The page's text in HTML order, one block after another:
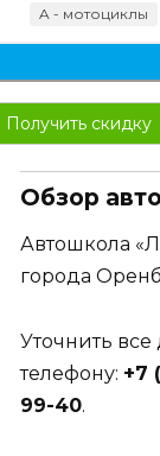
A - мотоциклы
Получить скидку
Обзор
Автошкола
города
Уточнить
телефону: +7
99-40.